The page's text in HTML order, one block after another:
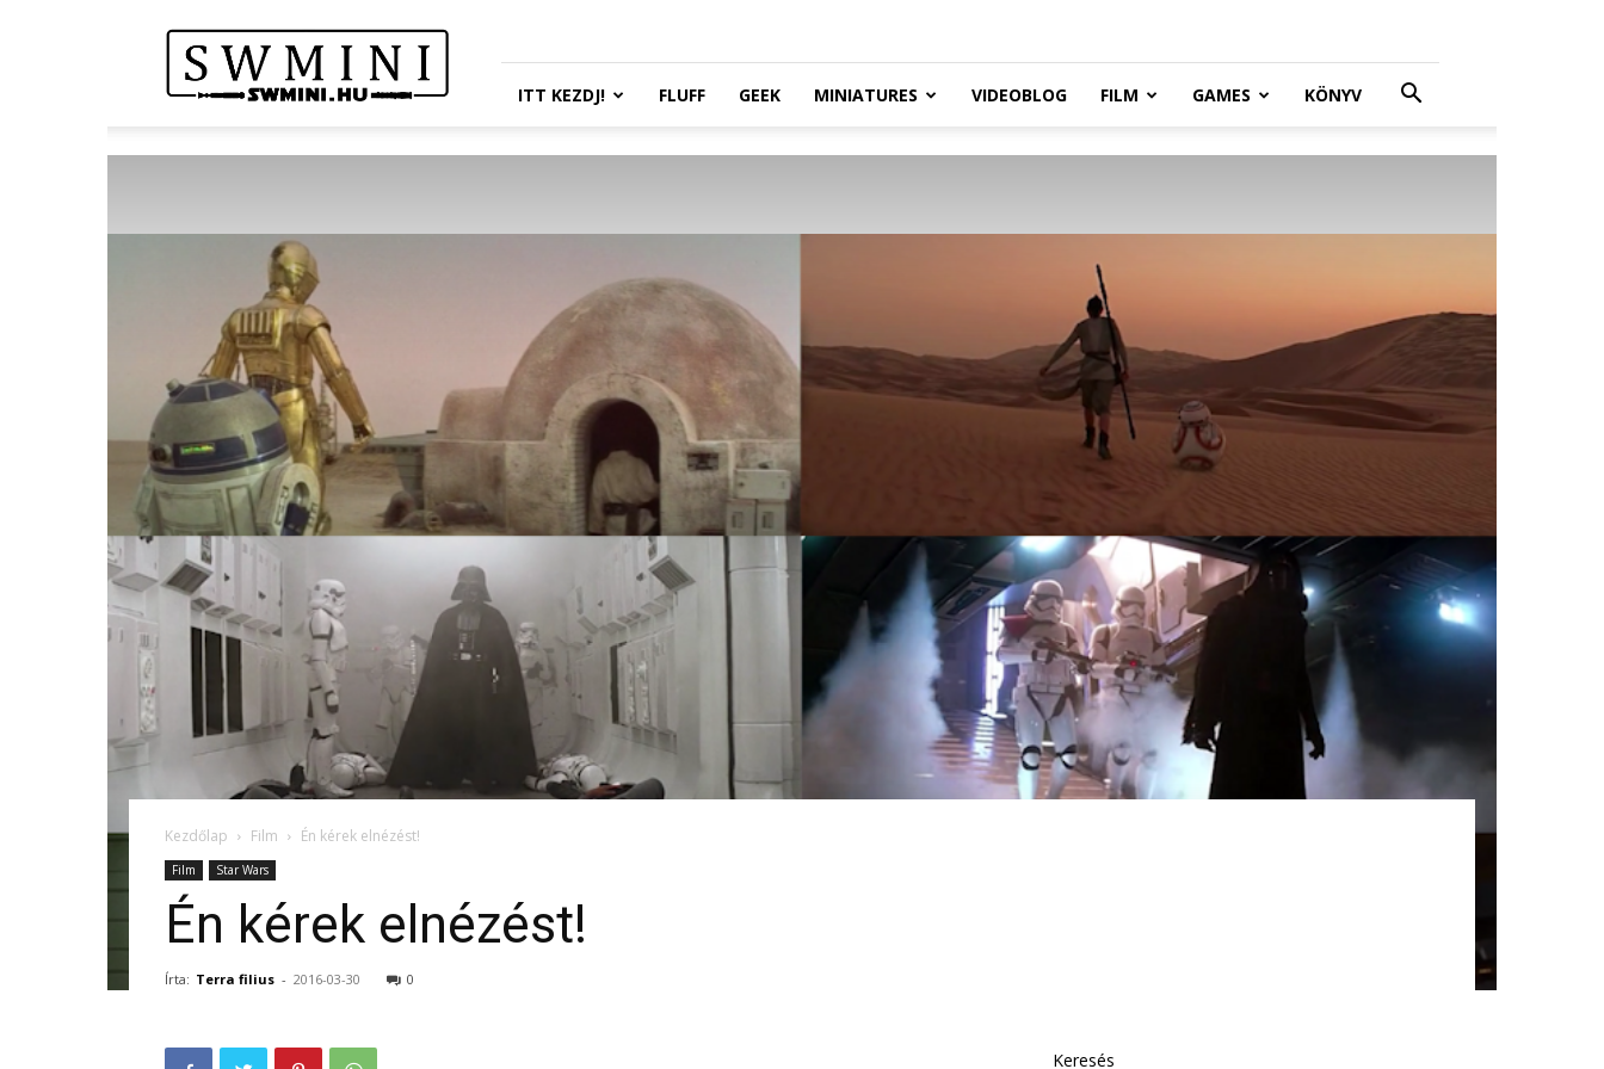
Wars
Miniatures
Portál
ITT KEZDJ! FLUFF GEEK MINIATURES VIDEOBLOG FILM GAMES KÖNYV
Kezdőlap Film Én kérek elnézést!
Film Star Wars
Én kérek elnézést!
Írta: Terra filius - 2016-03-30 0
Keresés